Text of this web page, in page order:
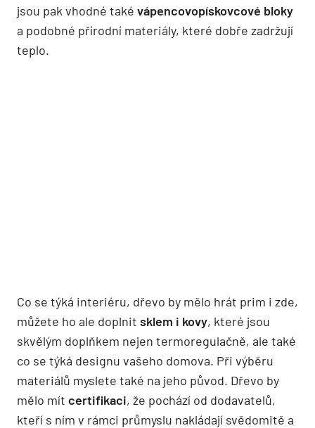
jsou pak vhodné také vápencovopískovcové bloky
a podobné přírodní materiály, které dobře zadržují
teplo.
Co se týká interiéru, dřevo by mělo hrát prim i zde,
můžete ho ale doplnit sklem i kovy, které jsou
skvělým doplňkem nejen termoregulačně, ale také
co se týká designu vašeho domova. Při výběru
materiálů myslete také na jeho původ. Dřevo by
mělo mít certifikaci, že pochází od dodavatelů,
kteří s ním v rámci průmyslu nakládají svědomitě a